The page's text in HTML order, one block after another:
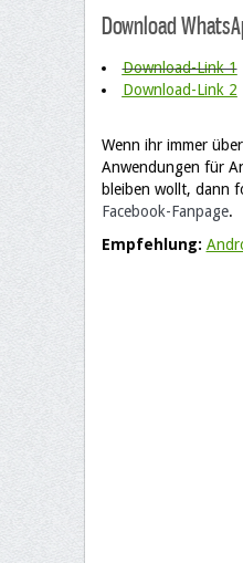
Download
Download-Link 1
Download-Link 2
Wenn ihr immer
Anwendungen für
bleiben wollt, dann
Facebook-Fanpage.
Empfehlung: